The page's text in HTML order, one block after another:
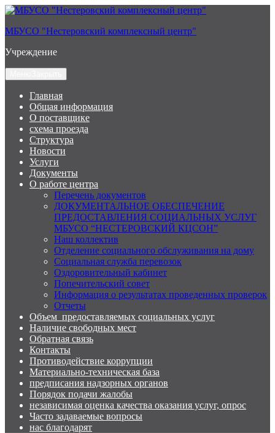
Перейти
содержимому
МБУСО "Нестеровский комплексный центр"
Учреждение
Главная
Общая информация
О поставщике
схема проезда
Структура
Новости
Услуги
Документы
О работе центра
Перечень документов
ДОКУМЕНТАЛЬНОЕ ОБЕСПЕЧЕНИЕ
ПРЕДОСТАВЛЕНИЯ СОЦИАЛЬНЫХ УСЛУГ
МБУСО “НЕСТЕРОВСКИЙ КЦСОН”
Наш коллектив
Отделение социального обслуживания на дому
Социальная служба перевозок
Оздоровительный кабинет
Попечительский совет
Информация о результатах проведенных проверок
Отчеты
Объем предоставляемых социальных услуг
Наличие свободных мест
Обратная связь
Контакты
Противодействие коррупции
Материально-техническая база
предписания надзорных органов
Порядок подачи жалобы
независимая оценка качества оказания услуг, опрос
Часто задаваемые вопросы
нас благодарят